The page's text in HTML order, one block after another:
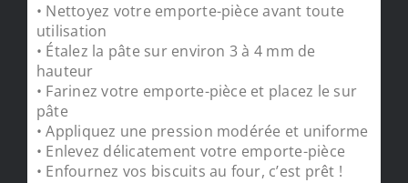
• Nettoyez votre emporte-pièce avant toute
utilisation
• Étalez la pâte sur environ 3 à 4 mm de
hauteur
• Farinez votre emporte-pièce et placez le sur
pâte
• Appliquez une pression modérée et uniforme
• Enlevez délicatement votre emporte-pièce
• Enfournez vos biscuits au four, c’est prêt !